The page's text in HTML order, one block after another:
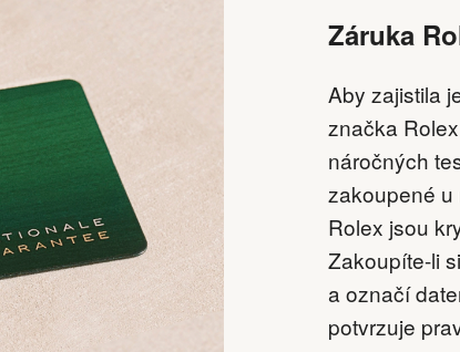
Záruka
Aby zajistila
značka
náročných
zakoupené
Rolex jsou
Zakoupíte-li
a označí
potvrzuje